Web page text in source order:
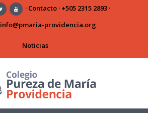
· Contacto· +505 2315 2893·
info@pmaria-providencia.org
Noticias